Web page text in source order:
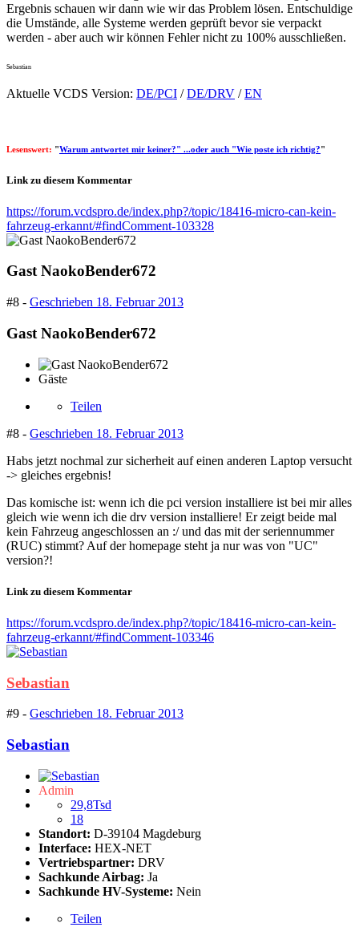
Ergebnis schauen wir dann wie wir das Problem lösen. Entschuldige
die Umstände, alle Systeme werden geprüft bevor sie verpackt
werden - aber auch wir können Fehler nicht zu 100% ausschließen.
Sebastian
Aktuelle VCDS Version: DE/PCI /DE/DRV /EN
Lesenswert: "Warum antwortet mir keiner?" ...oder auch "Wie poste ich richtig?"
Link zu diesem Kommentar
https://forum.vcdspro.de/index.php?/topic/18416-micro-can-kein-
fahrzeug-erkannt/#findComment-103328
Gast NaokoBender672
#8 - Geschrieben 18. Februar 2013
Gast NaokoBender672
Gäste
Teilen
#8 - Geschrieben 18. Februar 2013
Habs jetzt nochmal zur sicherheit auf einen anderen Laptop versucht
-> gleiches ergebnis!
Das komische ist: wenn ich die pci version installiere ist bei mir alles
gleich wie wenn ich die drv version installiere! Er zeigt beide mal
kein Fahrzeug angeschlossen an :/ und das mit der seriennummer
(RUC) stimmt? Auf der homepage steht ja nur was von "UC"
version?!
Link zu diesem Kommentar
https://forum.vcdspro.de/index.php?/topic/18416-micro-can-kein-
fahrzeug-erkannt/#findComment-103346
Sebastian
#9 - Geschrieben 18. Februar 2013
Sebastian
Admin
29,8Tsd
18
Standort: D-39104 Magdeburg
Interface: HEX-NET
Vertriebspartner: DRV
Sachkunde Airbag: Ja
Sachkunde HV-Systeme: Nein
Teilen